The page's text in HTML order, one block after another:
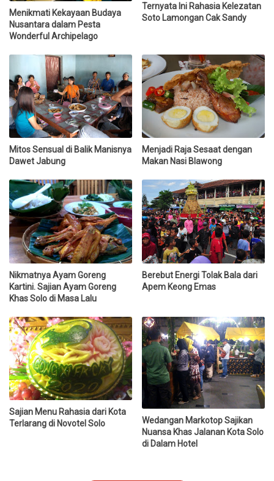
Menikmati Kekayaan Budaya
Nusantara dalam Pesta
Wonderful Archipelago
Ternyata Ini Rahasia Kelezatan
Soto Lamongan Cak Sandy
Mitos Sensual di Balik Manisnya
Dawet Jabung
Menjadi Raja Sesaat dengan
Makan Nasi Blawong
Nikmatnya Ayam Goreng
Kartini. Sajian Ayam Goreng
Khas Solo di Masa Lalu
Berebut Energi Tolak Bala dari
Apem Keong Emas
Sajian Menu Rahasia dari Kota
Terlarang di Novotel Solo
Wedangan Markotop Sajikan
Nuansa Khas Jalanan Kota Solo
di Dalam Hotel